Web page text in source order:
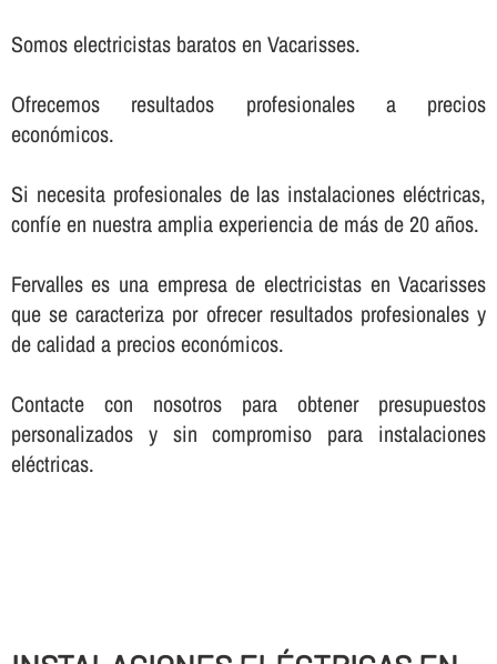
Somos electricistas baratos en Vacarisses.
Ofrecemos resultados profesionales a precios
económicos.
Si necesita profesionales de las instalaciones eléctricas,
confí­e en nuestra amplia experiencia de más de 20 años.
Fervalles es una empresa de electricistas en Vacarisses
que se caracteriza por ofrecer resultados profesionales y
de calidad a precios económicos.
Contacte con nosotros para obtener presupuestos
personalizados y sin compromiso para instalaciones
eléctricas.